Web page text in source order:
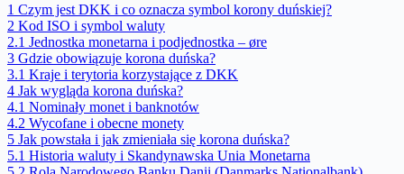
1 Czym jest DKK i co oznacza symbol korony duńskiej?
2 Kod ISO i symbol waluty
2.1 Jednostka monetarna i podjednostka – øre
3 Gdzie obowiązuje korona duńska?
3.1 Kraje i terytoria korzystające z DKK
4 Jak wygląda korona duńska?
4.1 Nominały monet i banknotów
4.2 Wycofane i obecne monety
5 Jak powstała i jak zmieniała się korona duńska?
5.1 Historia waluty i Skandynawska Unia Monetarna